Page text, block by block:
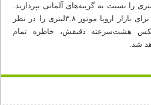
را نسبت به گزینه‌های آلمانی بپردازند.
درزمینه توان فنی نیز جنسیس برای بازار اروپا موتور ۳.۸لیتری را در نظر
هشت‌سرعته دقیقش، خاطره تمام
شد.